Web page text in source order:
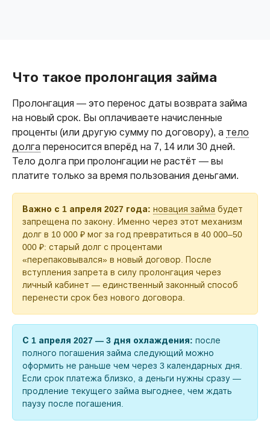
Что такое пролонгация займа
Пролонгация — это перенос даты возврата займа
на новый срок. Вы оплачиваете начисленные
проценты (или другую сумму по договору), а тело
долга переносится вперёд на 7, 14 или 30 дней.
Тело долга при пролонгации не растёт — вы
платите только за время пользования деньгами.
Важно с 1 апреля 2027 года: новация займа будет
запрещена по закону. Именно через этот механизм
долг в 10 000 ₽ мог за год превратиться в 40 000–50
000 ₽: старый долг с процентами
«перепаковывался» в новый договор. После
вступления запрета в силу пролонгация через
личный кабинет — единственный законный способ
перенести срок без нового договора.
С 1 апреля 2027 — 3 дня охлаждения: после
полного погашения займа следующий можно
оформить не раньше чем через 3 календарных дня.
Если срок платежа близко, а деньги нужны сразу —
продление текущего займа выгоднее, чем ждать
паузу после погашения.